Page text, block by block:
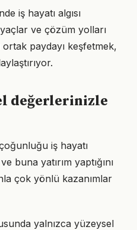
iş hayatı algısı
ve çözüm yolları
paydayı keşfetmek,
değerlerinizle
iş hayatı
buna yatırım yaptığını
çok yönlü kazanımlar
yalnızca yüzeysel